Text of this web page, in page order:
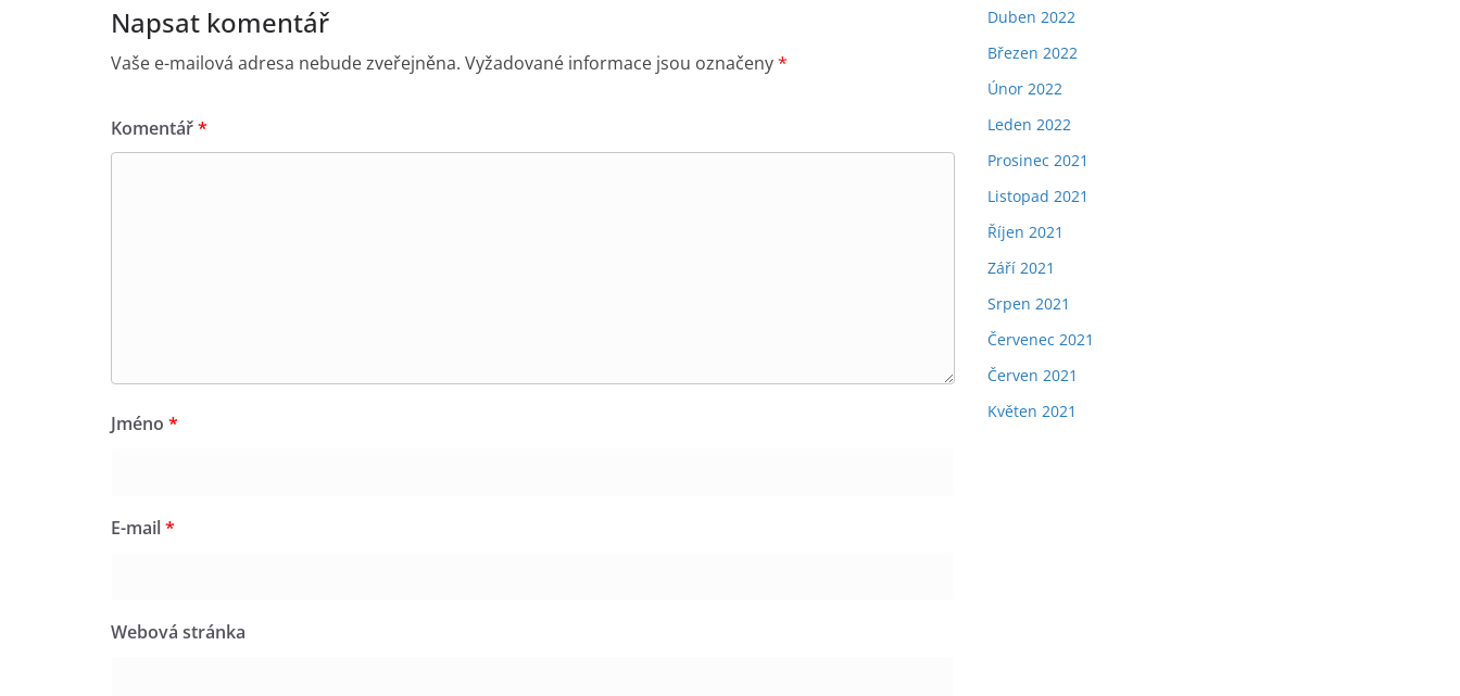
Napsat komentář
Vaše e-mailová adresa nebude zveřejněna. Vyžadované informace jsou označeny*
Komentář*
Jméno *
E-mail*
Webová stránka
Duben 2022
Březen 2022
Únor 2022
Leden 2022
Prosinec 2021
Listopad 2021
Říjen 2021
Září 2021
Srpen 2021
Červenec 2021
Červen 2021
Květen 2021